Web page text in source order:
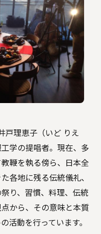
戸理恵子（いど りえ
学の提唱者。現在、多
鞭を執る傍ら、日本全
各地に残る伝統儀礼、
り、習慣、料理、伝統
から、その意味と本質
活動を行っています。